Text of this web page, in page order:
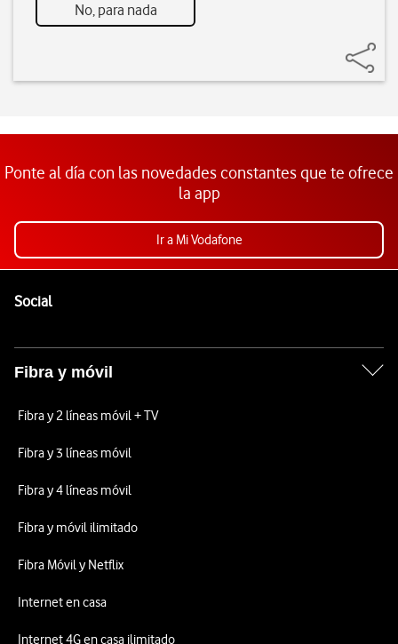
No, para nada
Ponte al día con las novedades constantes que te ofrece
la app
Ir a Mi Vodafone
SocialEnlaces a las redes sociales de Vodafone
Fibra y móvil
Fibra y 2 líneas móvil + TV
Fibra y 3 líneas móvil
Fibra y 4 líneas móvil
Fibra y móvil ilimitado
Fibra Móvil y Netflix
Internet en casa
Internet 4G en casa ilimitado